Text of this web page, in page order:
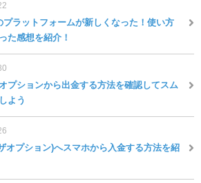
ラットフォームが新しくなった！使い方
た感想を紹介！
プションから出金する方法を確認してスム
よう
オプション)へスマホから入金する方法を紹